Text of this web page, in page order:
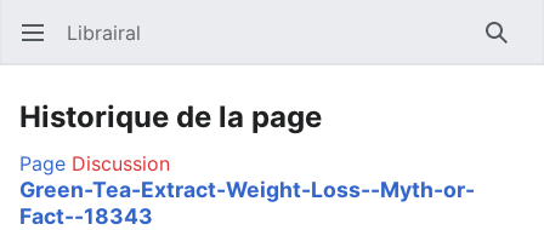
Ouvrir le menu principal Librairal
Historique de la page
Page Discussion
Green-Tea-Extract-Weight-Loss--Myth-or-
Fact--18343